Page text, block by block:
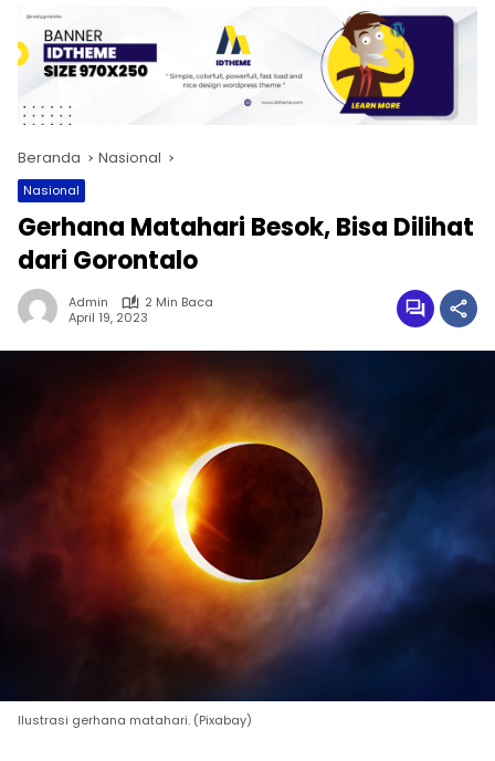
Beranda Nasional
Nasional
Gerhana Matahari Besok, Bisa Dilihat
dari Gorontalo
Admin
2 Min Baca
April 19, 2023
Ilustrasi gerhana matahari. (Pixabay)